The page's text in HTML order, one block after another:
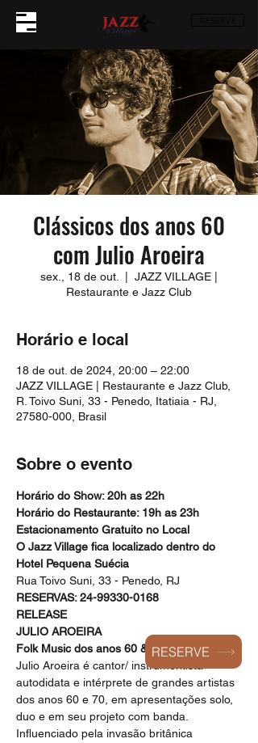
Clássicos dos anos 60
com Julio Aroeira
sex., 18 de out.
JAZZ VILLAGE |
Restaurante e Jazz Club
Horário e local
18 de out. de 2024, 20:00 – 22:00
JAZZ VILLAGE | Restaurante e Jazz Club,
R. Toivo Suni, 33 - Penedo, Itatiaia - RJ,
27580-000, Brasil
Sobre o evento
Horário do Show: 20h as 22h
Horário do Restaurante: 19h as 23h
Estacionamento Gratuito no Local
O Jazz Village fica localizado dentro do
Hotel Pequena Suécia
Rua Toivo Suni, 33 - Penedo, RJ
RESERVAS: 24-99330-0168
RELEASE
JULIO AROEIRA
Folk Music dos anos 60 & 70
Julio Aroeira é cantor/ instrumentista
autodidata e intérprete de grandes artistas
dos anos 60 e 70, em apresentações solo,
duo e em seu projeto com banda.
Influenciado pela invasão britânica
RESERVE